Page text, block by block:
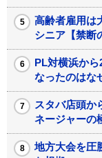
高齢者雇用は
シニア【禁断
PL対横浜から
なったのはな
スタバ店頭か
ネージャーの
地方大会を圧